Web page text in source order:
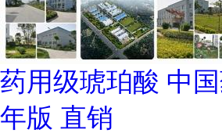
药用级琥珀酸 中
年版 直销